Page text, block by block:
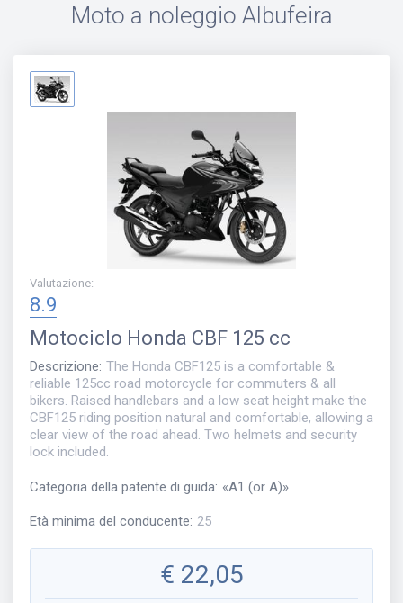
Moto a noleggio Albufeira
Valutazione:
8.9
Motociclo Honda CBF 125 cc
Descrizione: The Honda CBF125 is a comfortable &
reliable 125cc road motorcycle for commuters & all
bikers. Raised handlebars and a low seat height make the
CBF125 riding position natural and comfortable, allowing a
clear view of the road ahead. Two helmets and security
lock included.
Categoria della patente di guida: «A1 (or A)»
Età minima del conducente: 25
€ 22,05